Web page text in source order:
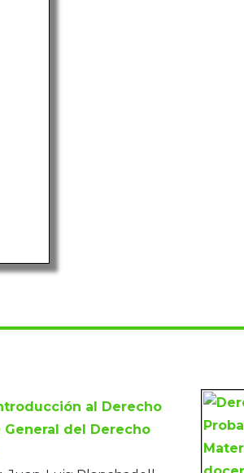
al Derecho
General del Derecho